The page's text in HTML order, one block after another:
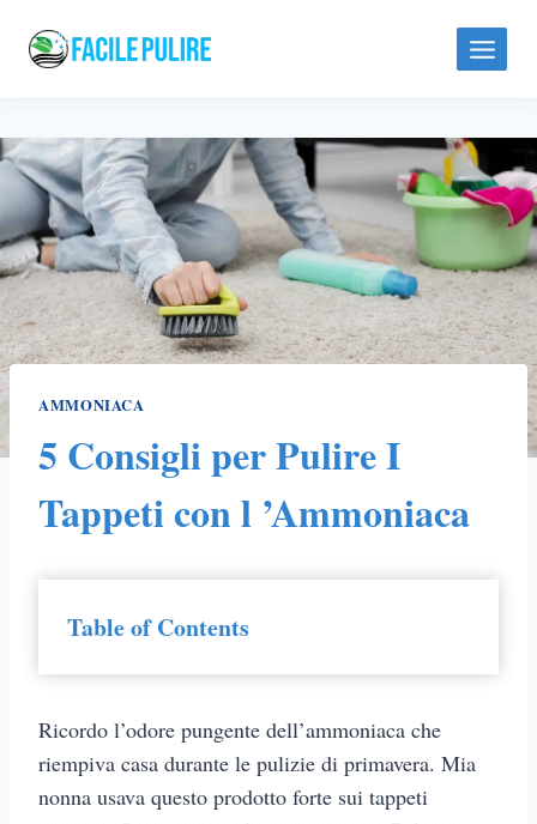
AMMONIACA
5 Consigli per Pulire I
Tappeti con l ’Ammoniaca
Table of Contents
Ricordo l’odore pungente dell’ammoniaca che
riempiva casa durante le pulizie di primavera. Mia
nonna usava questo prodotto forte sui tappeti